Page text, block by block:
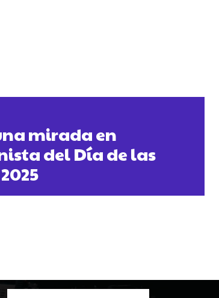
mirada en
del Día de las